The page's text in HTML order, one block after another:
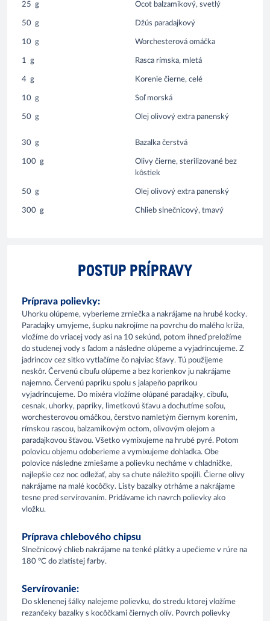
25 g Ocot balzamikový, svetlý
50 g Džús paradajkový
10 g Worchesterová omáčka
1 g Rasca rímska, mletá
4 g Korenie čierne, celé
10 g Soľ morská
50 g Olej olivový extra panenský
30 g Bazalka čerstvá
100 g
Olivy čierne, sterilizované bez
kôstiek
50 g Olej olivový extra panenský
300 g Chlieb slnečnicový, tmavý
POSTUP PRÍPRAVY
Príprava polievky:
Uhorku olúpeme, vyberieme zrniečka a nakrájame na hrubé kocky.
Paradajky umyjeme, šupku nakrojíme na povrchu do malého kríža,
vložíme do vriacej vody asi na 10 sekúnd, potom ihneď preložíme
do studenej vody s ľadom a následne olúpeme a vyjadrincujeme. Z
jadrincov cez sitko vytlačíme čo najviac šťavy. Tú použijeme
neskôr. Červenú cibuľu olúpeme a bez korienkov ju nakrájame
najemno. Červenú papriku spolu s jalapeňo paprikou
vyjadrincujeme. Do mixéra vložíme olúpané paradajky, cibuľu,
cesnak, uhorky, papriky, limetkovú šťavu a dochutíme soľou,
worchesterovou omáčkou, čerstvo namletým čiernym korením,
rímskou rascou, balzamikovým octom, olivovým olejom a
paradajkovou šťavou. Všetko vymixujeme na hrubé pyré. Potom
polovicu objemu odoberieme a vymixujeme dohladka. Obe
polovice následne zmiešame a polievku necháme v chladničke,
najlepšie cez noc odležať, aby sa chute náležito spojili. Čierne olivy
nakrájame na malé kocôčky. Listy bazalky otrháme a nakrájame
tesne pred servírovaním. Pridávame ich navrch polievky ako
vložku.
Príprava chlebového chipsu
Slnečnicový chlieb nakrájame na tenké plátky a upečieme v rúre na
180 °C do zlatistej farby.
Servírovanie:
Do sklenenej šálky nalejeme polievku, do stredu ktorej vložíme
rezančeky bazalky s kocôčkami čiernych olív. Povrch polievky